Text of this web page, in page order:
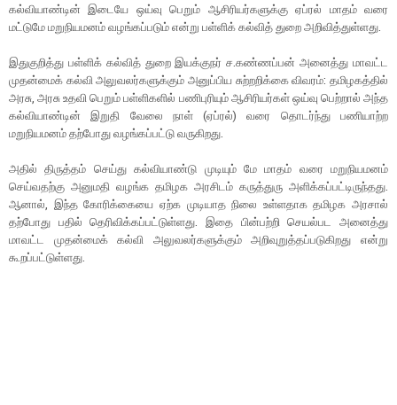
கல்வியாண்டின் இடையே ஒய்வு பெறும் ஆசிரியர்களுக்கு ஏப்ரல் மாதம் வரை
மட்டுமே மறுநியமனம் வழங்கப்படும் என்று பள்ளிக் கல்வித் துறை அறிவித்துள்ளது.
இதுகுறித்து பள்ளிக் கல்வித் துறை இயக்குநர் ச.கண்ணப்பன் அனைத்து மாவட்ட
முதன்மைக் கல்வி அலுவலர்களுக்கும் அனுப்பிய சுற்றறிக்கை விவரம்: தமிழகத்தில்
அரசு, அரசு உதவி பெறும் பள்ளிகளில் பணிபுரியும் ஆசிரியர்கள் ஒய்வு பெற்றால் அந்த
கல்வியாண்டின் இறுதி வேலை நாள் (ஏப்ரல்) வரை தொடர்ந்து பணியாற்ற
மறுநியமனம் தற்போது வழங்கப்பட்டு வருகிறது.
அதில் திருத்தம் செய்து கல்வியாண்டு முடியும் மே மாதம் வரை மறுநியமனம்
செய்வதற்கு அனுமதி வழங்க தமிழக அரசிடம் கருத்துரு அளிக்கப்பட்டிருந்தது.
ஆனால், இந்த கோரிக்கையை ஏற்க முடியாத நிலை உள்ளதாக தமிழக அரசால்
தற்போது பதில் தெரிவிக்கப்பட்டுள்ளது. இதை பின்பற்றி செயல்பட அனைத்து
மாவட்ட முதன்மைக் கல்வி அலுவலர்களுக்கும் அறிவுறுத்தப்படுகிறது என்று
கூறப்பட்டுள்ளது.